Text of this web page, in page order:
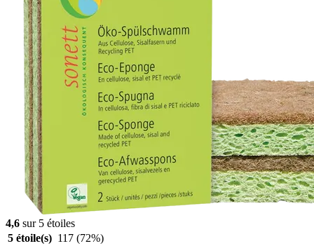
4,6 sur 5 étoiles
5 étoile(s) 117 (72%)